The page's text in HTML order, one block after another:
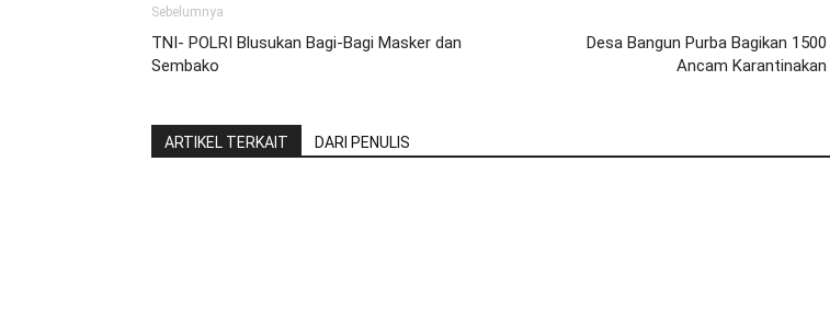
Sebelumnya
TNI- POLRI Blusukan Bagi-Bagi Masker dan
Sembako
Desa Bangun Purba Bagikan
Ancam Karantinakan
ARTIKEL TERKAIT DARI PENULIS